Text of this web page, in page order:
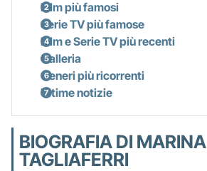
Film più famosi
Serie TV più famose
Film e Serie TV più recenti
Galleria
Generi più ricorrenti
Ultime notizie
BIOGRAFIA DI MARINA
TAGLIAFERRI